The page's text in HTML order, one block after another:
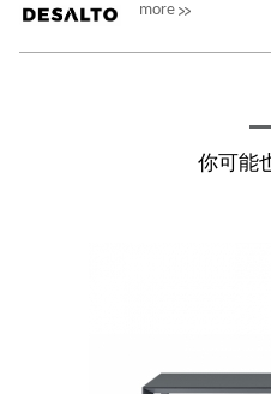
在日常使用中提
more
你可能